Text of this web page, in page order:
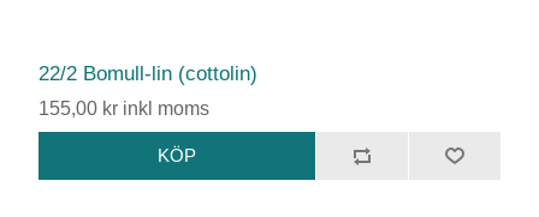
22/2 Bomull-lin (cottolin)
155,00 kr inkl moms